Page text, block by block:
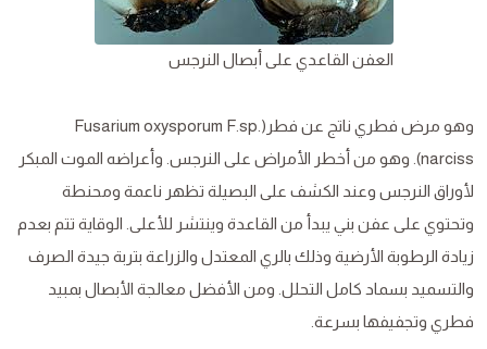
العفن القاعدي على أبصال النرجس
وهو مرض فطري ناتج عن فطر(Fusarium oxysporum F.sp.
narciss). وهو من أخطر الأمراض على النرجس. وأعراضه الموت المبكر
لأوراق النرجس وعند الكشف على البصيلة تظهر ناعمة ومحنطة
وتحتوي على عفن بني يبدأ من القاعدة وينتشر للأعلى. الوقاية تتم بعدم
زيادة الرطوبة الأرضية وذلك بالري المعتدل والزراعة بتربة جيدة الصرف
والتسميد بسماد كامل التحلل. ومن الأفضل معالجة الأبصال بمبيد
فطري وتجفيفها بسرعة.